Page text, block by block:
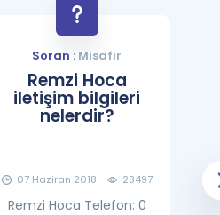
Soran : Misafir
Remzi Hoca
iletişim bilgileri
nelerdir?
07 Haziran 2018 28497
Remzi Hoca Telefon: 0